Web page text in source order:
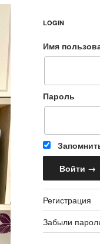
LOGIN
Имя
Пароль
Регистрация
Забыли